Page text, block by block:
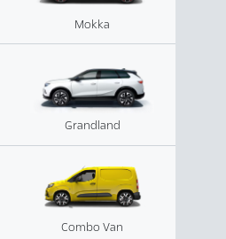
Mokka
Grandland
Combo Van